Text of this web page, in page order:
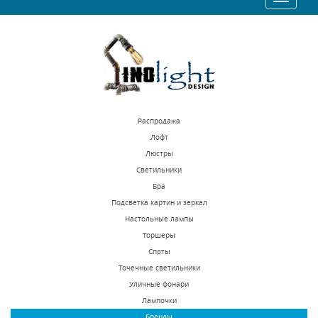
Распродажа
Лофт
Люстры
Светильники
Бра
Подсветка картин и зеркал
Настольные лампы
Торшеры
Споты
Точечные светильники
Уличные фонари
Лампочки